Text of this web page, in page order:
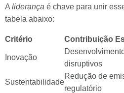
A liderança é chave para unir
tabela abaixo:
Critério Contribuição
Inovação
disruptivos
Sustentabilidade
Redução de
regulatório